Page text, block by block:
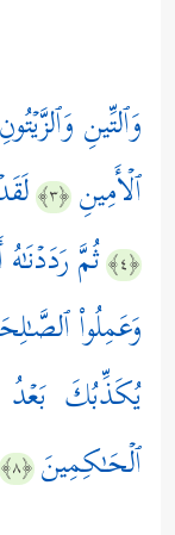
وَٱلتِّینِ وَٱلزَّیۡتُونِ
ٱلۡأَمِینِ ﴿٣﴾
﴿٤﴾ ثُمَّ
وَعَمِلُواْ
یُكَذِّبُكَ بَعۡدُ
ٱلۡحَـٰكِمِینَ ﴿٨﴾